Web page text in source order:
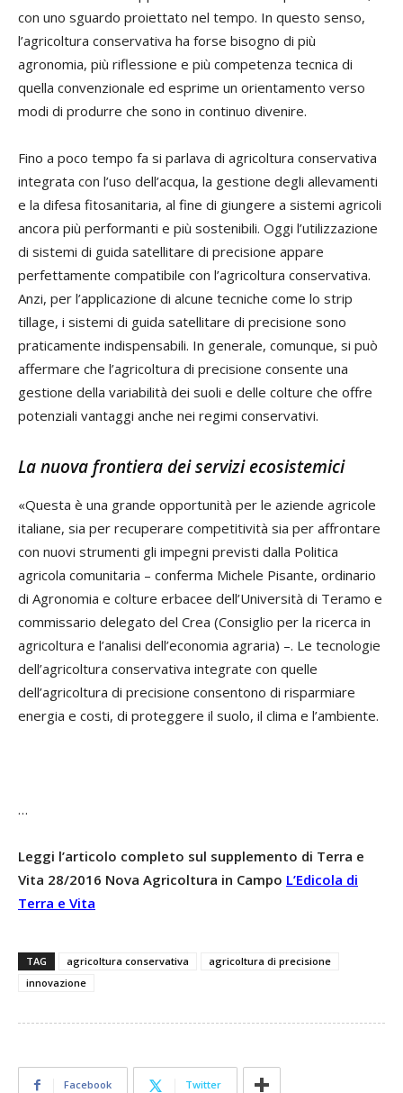
con uno sguardo proiettato nel tempo. In questo senso,
l’agricoltura conservativa ha forse bisogno di più
agronomia, più riflessione e più competenza tecnica di
quella convenzionale ed esprime un orientamento verso
modi di produrre che sono in continuo divenire.
Fino a poco tempo fa si parlava di agricoltura conservativa
integrata con l’uso dell’acqua, la gestione degli allevamenti
e la difesa fitosanitaria, al fine di giungere a sistemi agricoli
ancora più performanti e più sostenibili. Oggi l’utilizzazione
di sistemi di guida satellitare di precisione appare
perfettamente compatibile con l’agricoltura conservativa.
Anzi, per l’applicazione di alcune tecniche come lo strip
tillage, i sistemi di guida satellitare di precisione sono
praticamente indispensabili. In generale, comunque, si può
affermare che l’agricoltura di precisione consente una
gestione della variabilità dei suoli e delle colture che offre
potenziali vantaggi anche nei regimi conservativi.
La nuova frontiera dei servizi ecosistemici
«Questa è una grande opportunità per le aziende agricole
italiane, sia per recuperare competitività sia per affrontare
con nuovi strumenti gli impegni previsti dalla Politica
agricola comunitaria – conferma Michele Pisante, ordinario
di Agronomia e colture erbacee dell’Università di Teramo e
commissario delegato del Crea (Consiglio per la ricerca in
agricoltura e l’analisi dell’economia agraria) –. Le tecnologie
dell’agricoltura conservativa integrate con quelle
dell’agricoltura di precisione consentono di risparmiare
energia e costi, di proteggere il suolo, il clima e l’ambiente.
…
Leggi l’articolo completo sul supplemento di Terra e
Vita 28/2016 Nova Agricoltura in Campo L’Edicola di
Terra e Vita
TAG agricoltura conservativa
agricoltura di precisione
innovazione
Facebook Twitter